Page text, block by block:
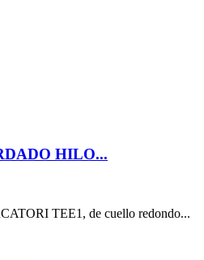
HILO...
TEE1, de cuello redondo...